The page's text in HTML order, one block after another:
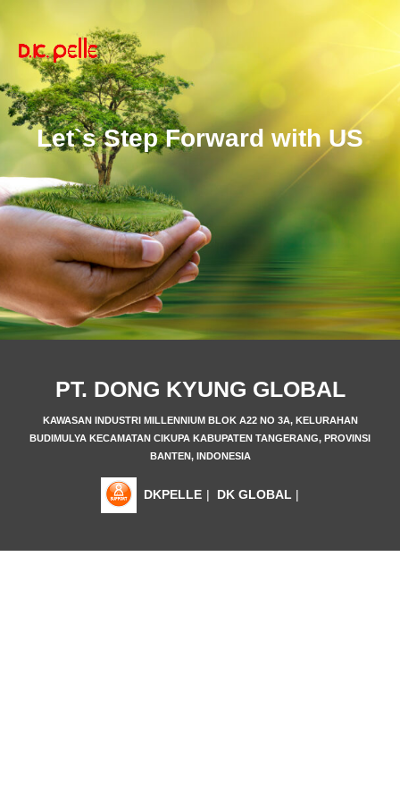
Let`s Step Forward with US
PT. DONG KYUNG GLOBAL
KAWASAN INDUSTRI MILLENNIUM BLOK A22 NO 3A, KELURAHAN
BUDIMULYA KECAMATAN CIKUPA KABUPATEN TANGERANG, PROVINSI
BANTEN, INDONESIA
DKPELLE | DK GLOBAL |